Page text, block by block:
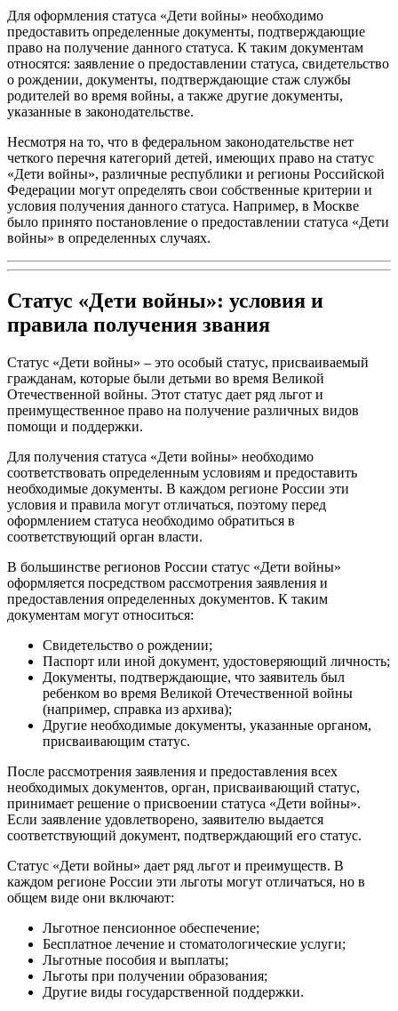
Для оформления статуса «Дети войны» необходимо
предоставить определенные документы, подтверждающие
право на получение данного статуса. К таким документам
относятся: заявление о предоставлении статуса, свидетельство
о рождении, документы, подтверждающие стаж службы
родителей во время войны, а также другие документы,
указанные в законодательстве.
Несмотря на то, что в федеральном законодательстве нет
четкого перечня категорий детей, имеющих право на статус
«Дети войны», различные республики и регионы Российской
Федерации могут определять свои собственные критерии и
условия получения данного статуса. Например, в Москве
было принято постановление о предоставлении статуса «Дети
войны» в определенных случаях.
Статус «Дети войны»: условия и
правила получения звания
Статус «Дети войны» – это особый статус, присваиваемый
гражданам, которые были детьми во время Великой
Отечественной войны. Этот статус дает ряд льгот и
преимущественное право на получение различных видов
помощи и поддержки.
Для получения статуса «Дети войны» необходимо
соответствовать определенным условиям и предоставить
необходимые документы. В каждом регионе России эти
условия и правила могут отличаться, поэтому перед
оформлением статуса необходимо обратиться в
соответствующий орган власти.
В большинстве регионов России статус «Дети войны»
оформляется посредством рассмотрения заявления и
предоставления определенных документов. К таким
документам могут относиться:
Свидетельство о рождении;
Паспорт или иной документ, удостоверяющий личность;
Документы, подтверждающие, что заявитель был
ребенком во время Великой Отечественной войны
(например, справка из архива);
Другие необходимые документы, указанные органом,
присваивающим статус.
После рассмотрения заявления и предоставления всех
необходимых документов, орган, присваивающий статус,
принимает решение о присвоении статуса «Дети войны».
Если заявление удовлетворено, заявителю выдается
соответствующий документ, подтверждающий его статус.
Статус «Дети войны» дает ряд льгот и преимуществ. В
каждом регионе России эти льготы могут отличаться, но в
общем виде они включают:
Льготное пенсионное обеспечение;
Бесплатное лечение и стоматологические услуги;
Льготные пособия и выплаты;
Льготы при получении образования;
Другие виды государственной поддержки.